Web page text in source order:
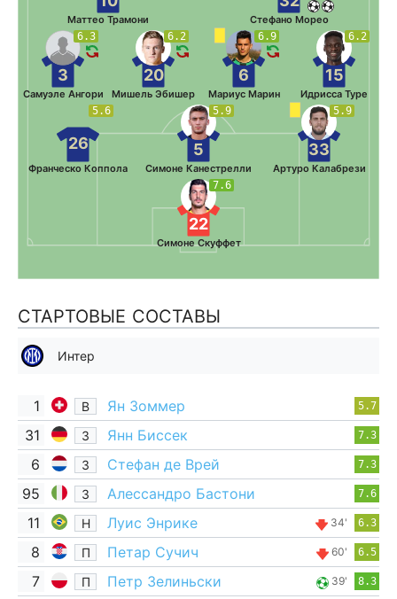
7.6
22
Симоне Скуффет
5.6
26
Франческо Коппола
5.9
5
Симоне Канестрелли
5.9
33
Артуро Калабрези
6.3
3
Самуэле Ангори
6.2
20
Мишель Эбишер
6.9
6
Мариус Марин
6.2
15
Идрисса Туре
Маттео Трамони Стефано Морео
СТАРТОВЫЕ СОСТАВЫ
Интер
1 В Ян Зоммер 5.7
31 З Янн Биссек 7.3
6 З Стефан де Врей 7.3
95 З Алессандро Бастони 7.6
11 Н Луис Энрике 34' 6.3
8 П Петар Сучич 60' 6.5
7 П Петр Зелиньски 39' 8.3